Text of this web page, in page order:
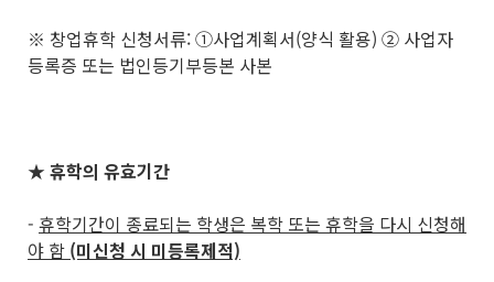
※ 창업휴학 신청서류: ①사업계획서(양식 활용) ② 사업자
등록증 또는 법인등기부등본 사본
★ 휴학의 유효기간
- 휴학기간이 종료되는 학생은 복학 또는 휴학을 다시 신청해
야 함 (미신청 시 미등록제적)